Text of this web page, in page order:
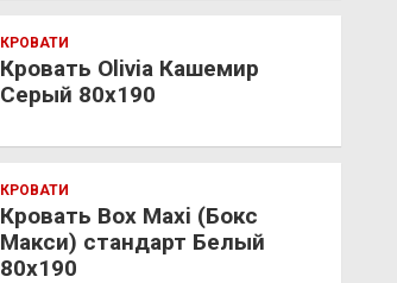
КРОВАТИ
Кровать Olivia Кашемир
Серый 80х190
КРОВАТИ
Кровать Box Maxi (Бокс
Макси) стандарт Белый
80х190